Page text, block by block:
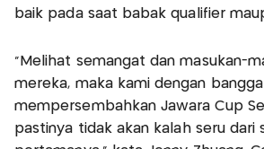
baik pada saat babak qualifier
“Melihat semangat dan masukan-
mereka, maka kami dengan bangga
mempersembahkan Jawara Cup
pastinya tidak akan kalah seru dari